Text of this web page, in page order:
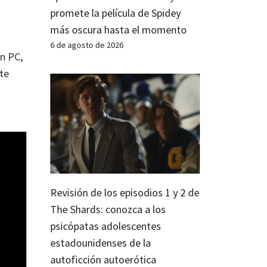
PC,
promete la película de Spidey
más oscura hasta el momento
6 de agosto de 2026
Revisión de los episodios 1 y 2 de
The Shards: conozca a los
psicópatas adolescentes
estadounidenses de la
autoficción autoerótica